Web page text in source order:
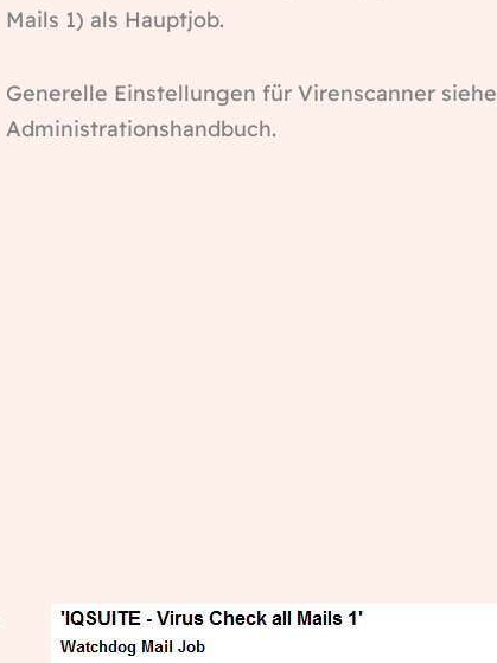
Mails 1) als Hauptjob.
Generelle Einstellungen für Virenscanner siehe
Administrationshandbuch.